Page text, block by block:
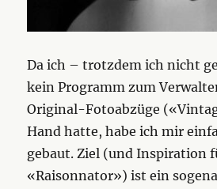
Da ich – trotzdem ich nicht
kein Programm zum
Original-Fotoabzüge
Hand hatte, habe ich mir
gebaut. Ziel (und Inspiration
«Raisonnator») ist ein